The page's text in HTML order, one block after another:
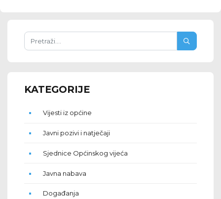
KATEGORIJE
Vijesti iz općine
Javni pozivi i natječaji
Sjednice Općinskog vijeća
Javna nabava
Događanja